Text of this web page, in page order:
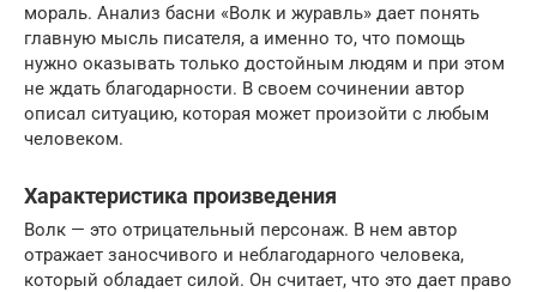
мораль. Анализ басни «Волк и журавль» дает понять
главную мысль писателя, а именно то, что помощь
нужно оказывать только достойным людям и при этом
не ждать благодарности. В своем сочинении автор
описал ситуацию, которая может произойти с любым
человеком.
Характеристика произведения
Волк — это отрицательный персонаж. В нем автор
отражает заносчивого и неблагодарного человека,
который обладает силой. Он считает, что это дает право